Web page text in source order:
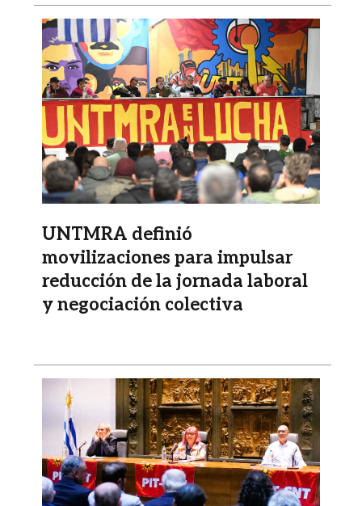
Imagen
UNTMRA definió
movilizaciones para impulsar
reducción de la jornada laboral
y negociación colectiva
Imagen